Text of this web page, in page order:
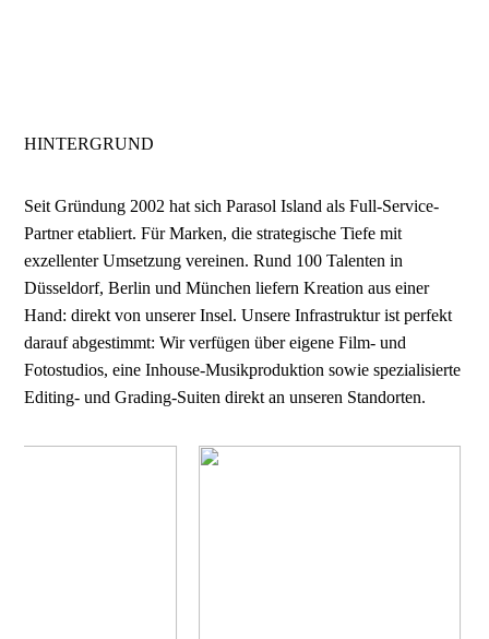
HINTERGRUND
Seit Gründung 2002 hat sich Parasol Island als Full-Service-
Partner etabliert. Für Marken, die strategische Tiefe mit
exzellenter Umsetzung vereinen. Rund 100 Talenten in
Düsseldorf, Berlin und München liefern Kreation aus einer
Hand: direkt von unserer Insel.Unsere Infrastruktur ist perfekt
darauf abgestimmt: Wir verfügen über eigene Film- und
Fotostudios, eine Inhouse-Musikproduktion sowie spezialisierte
Editing- und Grading-Suiten direkt an unseren Standorten.